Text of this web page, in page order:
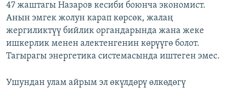
47 жаштагы Назаров кесиби боюнча экономист.
Анын эмгек жолун карап көрсөк, жалаң
жергиликтүү бийлик органдарында жана жеке
ишкерлик менен алектенгенин көрүүгө болот.
Тагырагы энергетика системасында иштеген эмес.
Ушундан улам айрым эл өкүлдөрү өлкөдөгү